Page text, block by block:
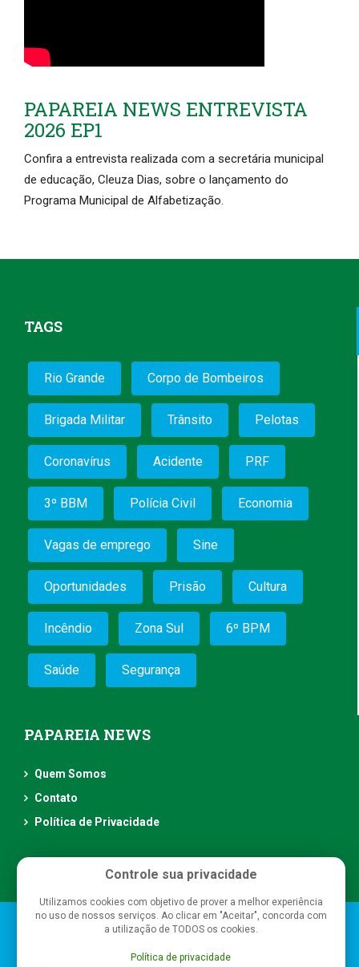
PAPAREIA NEWS ENTREVISTA
2026 EP1
Confira a entrevista realizada com a secretária municipal
de educação, Cleuza Dias, sobre o lançamento do
Programa Municipal de Alfabetização.
TAGS
Rio Grande Corpo de Bombeiros
Brigada Militar Trânsito Pelotas
Coronavírus Acidente PRF
3º BBM Polícia Civil Economia
Vagas de emprego Sine
Oportunidades Prisão Cultura
Incêndio Zona Sul 6º BPM
Saúde Segurança
PAPAREIA NEWS
Quem Somos
Contato
Política de Privacidade
Papareia News - Todos os direitos reservados
Controle sua privacidade
Utilizamos cookies com objetivo de prover a melhor experiência
no uso de nossos serviços. Ao clicar em "Aceitar", concorda com
a utilização de TODOS os cookies.
Política de privacidade